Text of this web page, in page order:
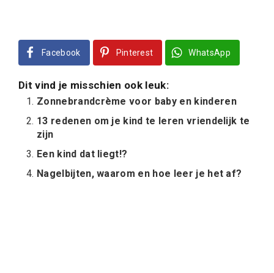
Facebook Pinterest WhatsApp
Dit vind je misschien ook leuk:
Zonnebrandcrème voor baby en kinderen
13 redenen om je kind te leren vriendelijk te
zijn
Een kind dat liegt!?
Nagelbijten, waarom en hoe leer je het af?